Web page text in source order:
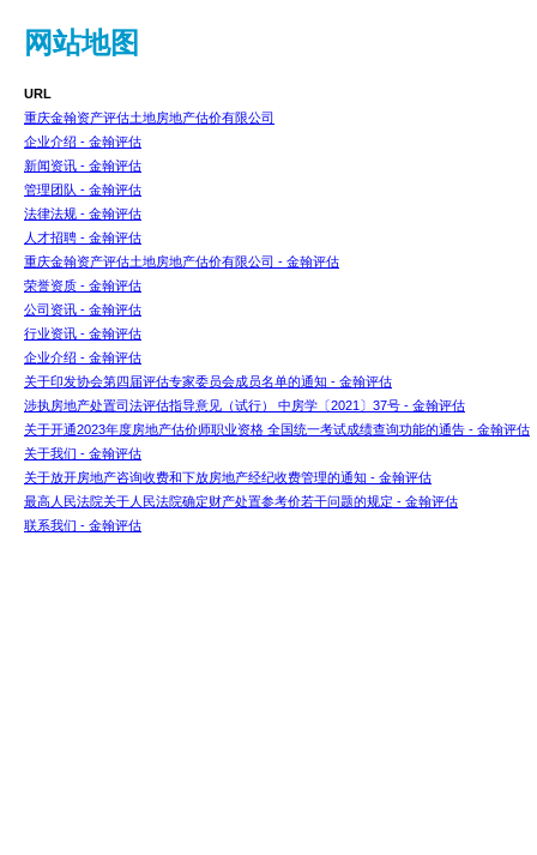
网站地图
URL
重庆金翰资产评估土地房地产估价有限公司
企业介绍 - 金翰评估
新闻资讯 - 金翰评估
管理团队 - 金翰评估
法律法规 - 金翰评估
人才招聘 - 金翰评估
重庆金翰资产评估土地房地产估价有限公司 - 金翰评估
荣誉资质 - 金翰评估
公司资讯 - 金翰评估
行业资讯 - 金翰评估
企业介绍 - 金翰评估
关于印发协会第四届评估专家委员会成员名单的通知 - 金翰评估
涉执房地产处置司法评估指导意见（试行） 中房学〔2021〕37号 - 金翰评估
关于开通2023年度房地产估价师职业资格 全国统一考试成绩查询功能的通告 - 金翰评估
关于我们 - 金翰评估
关于放开房地产咨询收费和下放房地产经纪收费管理的通知 - 金翰评估
最高人民法院关于人民法院确定财产处置参考价若干问题的规定 - 金翰评估
联系我们 - 金翰评估